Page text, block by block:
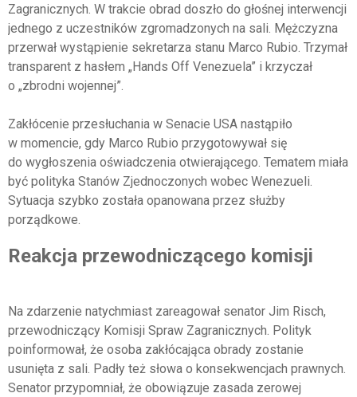
Zagranicznych. W trakcie obrad doszło do głośnej interwencji
jednego z uczestników zgromadzonych na sali. Mężczyzna
przerwał wystąpienie sekretarza stanu Marco Rubio. Trzymał
transparent z hasłem „Hands Off Venezuela” i krzyczał
o „zbrodni wojennej”.
Zakłócenie przesłuchania w Senacie USA nastąpiło
w momencie, gdy Marco Rubio przygotowywał się
do wygłoszenia oświadczenia otwierającego. Tematem miała
być polityka Stanów Zjednoczonych wobec Wenezueli.
Sytuacja szybko została opanowana przez służby
porządkowe.
Reakcja przewodniczącego komisji
Na zdarzenie natychmiast zareagował senator Jim Risch,
przewodniczący Komisji Spraw Zagranicznych. Polityk
poinformował, że osoba zakłócająca obrady zostanie
usunięta z sali. Padły też słowa o konsekwencjach prawnych.
Senator przypomniał, że obowiązuje zasada zerowej